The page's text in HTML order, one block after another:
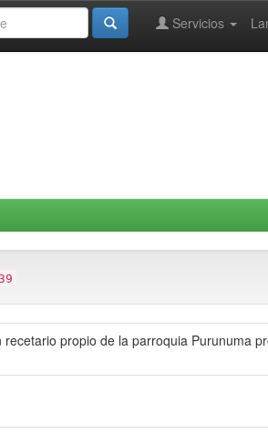
Servicios
propio de la parroquia Purunuma